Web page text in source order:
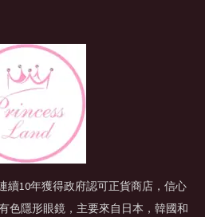
續10年獲得政府認可正貨商店，信心
色隱形眼鏡，主要來自日本，韓國和